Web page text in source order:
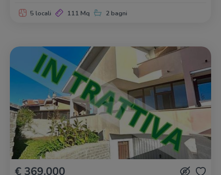
5 locali 111 Mq 2 bagni
€ 369.000